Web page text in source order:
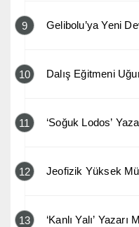
9 Gelibolu’ya Yeni
10 Dalış Eğitmeni
11 ‘Soğuk Lodos’
12 Jeofizik Yüksek
13 ‘Kanlı Yalı’